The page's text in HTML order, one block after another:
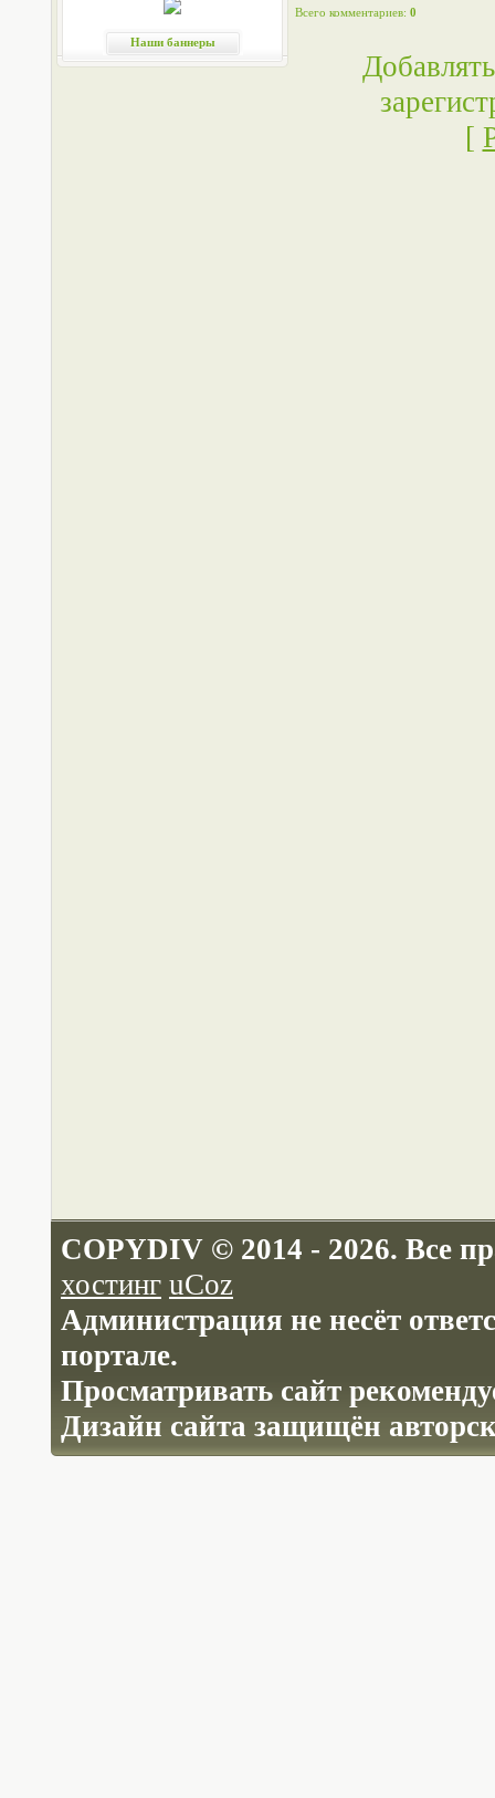
Наши баннеры
Всего комментариев: 0
[
COPYDIV © 2014 - 2026. Все
хостинг uCoz
Администрация не несёт
портале.
Просматривать сайт
Дизайн сайта защищён